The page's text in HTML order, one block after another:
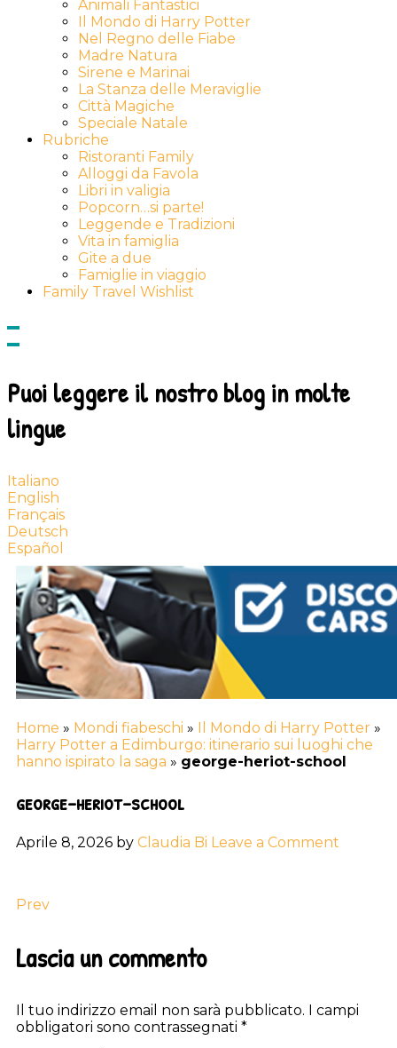
Animali Fantastici
Il Mondo di Harry Potter
Nel Regno delle Fiabe
Madre Natura
Sirene e Marinai
La Stanza delle Meraviglie
Città Magiche
Speciale Natale
Rubriche
Ristoranti Family
Alloggi da Favola
Libri in valigia
Popcorn…si parte!
Leggende e Tradizioni
Vita in famiglia
Gite a due
Famiglie in viaggio
Family Travel Wishlist
Show
side
Hide
Puoi leggere il nostro blog in molte
lingue
Italiano
English
Français
Deutsch
Español
Home » Mondi fiabeschi » Il Mondo di Harry Potter »
Harry Potter a Edimburgo: itinerario sui luoghi che
hanno ispirato la saga » george-heriot-school
george-heriot-school
Aprile 8, 2026 by Claudia Bi Leave a Comment
Prev
Interactions
Lascia un commento
Il tuo indirizzo email non sarà pubblicato. I campi
obbligatori sono contrassegnati *